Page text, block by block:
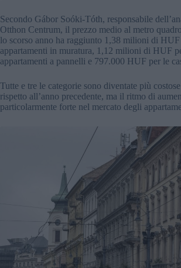
Secondo Gábor Soóki-Tóth, responsabile
Otthon Centrum, il prezzo medio al metro
lo scorso anno ha raggiunto 1,38 milioni di
appartamenti in muratura, 1,12 milioni di HUF
appartamenti a pannelli e 797.000 HUF per le
Tutte e tre le categorie sono diventate più
rispetto all’anno precedente, ma il ritmo di
particolarmente forte nel mercato degli